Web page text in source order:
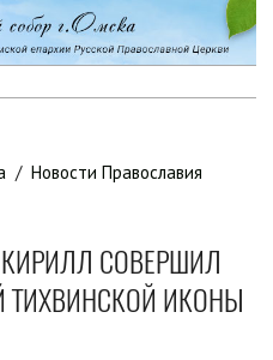
/ Новости Православия
СОВЕРШИЛ
ТИХВИНСКОЙ ИКОНЫ